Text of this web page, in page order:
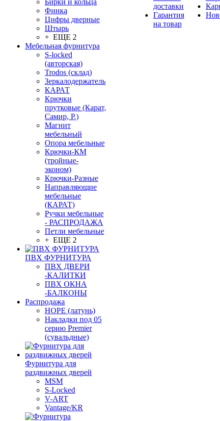
Бирки и кольца
Финка
Цифры дверные
Штырь
+ ЕЩЕ 2
Мебельная фурнитура
S-locked
(авторская)
Trodos (склад)
Зеркалодержатель
КАРАТ
Крючки
прутковые (Карат,
Самир, Р.)
Магнит
мебельный
Опора мебельные
Крючки-КМ
(тройные-
эконом)
Крючки-Разные
Направляющие
мебельные
(КАРАТ)
Ручки мебельные
- РАСПРОДАЖА
Петли мебельные
+ ЕЩЕ 2
ПВХ ФУРНИТУРА
ПВХ ДВЕРИ
-КАЛИТКИ
ПВХ ОКНА
-БАЛКОНЫ
Распродажа
HOPE (латунь)
Накладки под 05
серию Premier
(сувальдные)
Фурнитура для
раздвижных дверей
MSM
S-Locked
V-ART
Vantage/KR
доставки
Гарантия
на товар